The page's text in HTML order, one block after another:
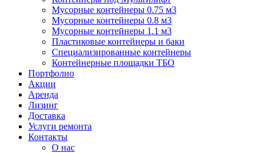
Мусорные контейнеры 0.75 м3
Мусорные контейнеры 0.8 м3
Мусорные контейнеры 1.1 м3
Пластиковые контейнеры и баки
Специализированные контейнеры
Контейнерные площадки ТБО
Портфолио
Акции
Аренда
Лизинг
Доставка
Услуги ремонта
Контакты
О нас